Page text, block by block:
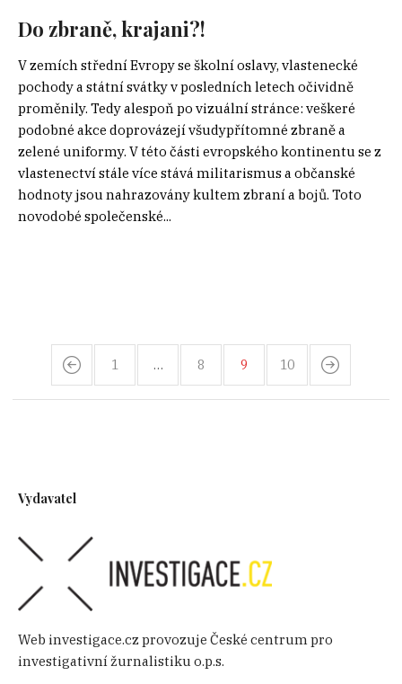
Do zbraně, krajani?!
V zemích střední Evropy se školní oslavy, vlastenecké
pochody a státní svátky v posledních letech očividně
proměnily. Tedy alespoň po vizuální stránce: veškeré
podobné akce doprovázejí všudypřítomné zbraně a
zelené uniformy. V této části evropského kontinentu se z
vlastenectví stále více stává militarismus a občanské
hodnoty jsou nahrazovány kultem zbraní a bojů. Toto
novodobé společenské...
1 … 8 9 10
Vydavatel
Web investigace.cz provozuje České centrum pro
investigativní žurnalistiku o.p.s.